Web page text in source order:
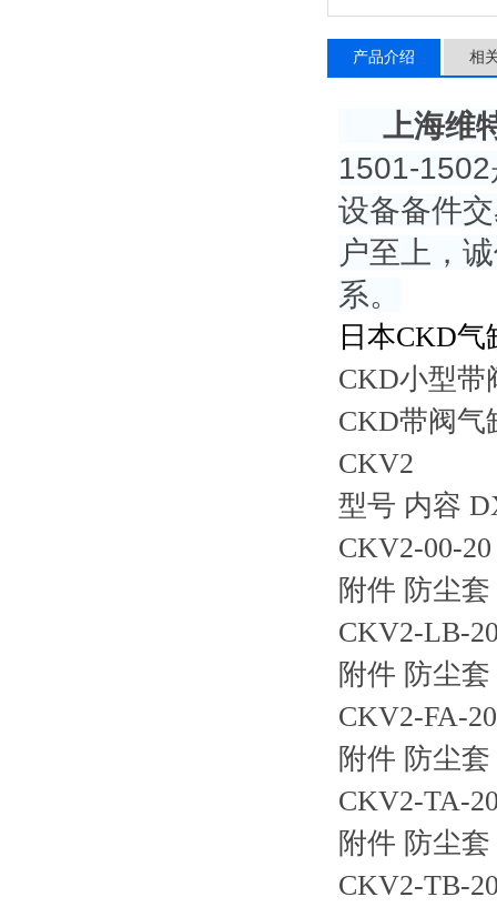
产品介绍 相
上海维
1501-
设备备件
户至上，
系。
日本CKD气
CKD小型带
CKD带阀气
CKV2
型号 内容
CKV2-00-
附件 防尘
CKV2-LB-
附件 防尘
CKV2-FA-
附件 防尘
CKV2-TA-
附件 防尘
CKV2-TB-